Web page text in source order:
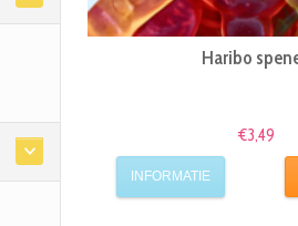
Haribo
€3,49
INFORMATIE